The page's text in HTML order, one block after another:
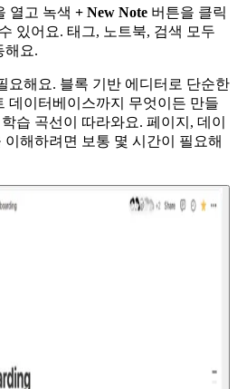
열고 녹색 + New Note 버튼을 클릭
있어요. 태그, 노트북, 검색 모두
해요.
요해요. 블록 기반 에디터로 단순한
데이터베이스까지 무엇이든 만들
습 곡선이 따라와요. 페이지, 데이
해하려면 보통 몇 시간이 필요해